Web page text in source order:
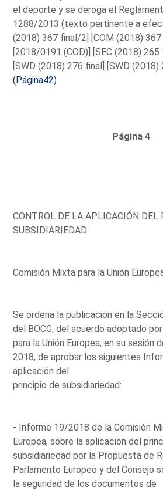
el deporte y se deroga el
1288/2013 (texto pertinente a
(2018) 367 final/2] [COM (2018) 367
[2018/0191 (COD)] [SEC (2018) 265
[SWD (2018) 276 final] [SWD (2018)
(Página42)
Página 4
CONTROL DE LA APLICACIÓN DEL
SUBSIDIARIEDAD
Comisión Mixta para la Unión
Se ordena la publicación en la
del BOCG, del acuerdo adoptado
para la Unión Europea, en su sesión
2018, de aprobar los siguientes
aplicación del
principio de subsidiariedad:
- Informe 19/2018 de la Comisión
Europea, sobre la aplicación del
subsidiariedad por la Propuesta de
Parlamento Europeo y del Consejo
la seguridad de los documentos de